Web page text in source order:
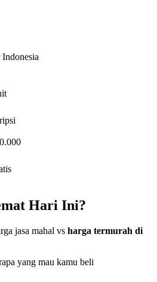
Hari Ini?
jasa mahal vs harga termurah di
yang mau kamu beli